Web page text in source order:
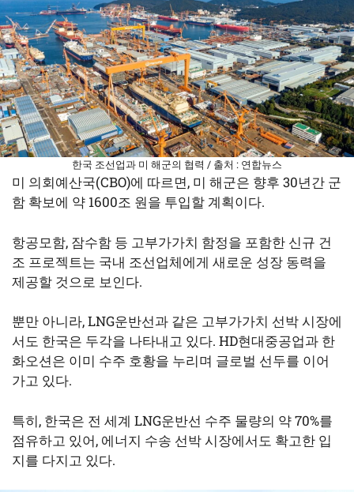
한국 조선업과 미 해군의 협력 / 출처 : 연합뉴스
미 의회예산국(CBO)에 따르면, 미 해군은 향후 30년간 군
함 확보에 약 1600조 원을 투입할 계획이다.
항공모함, 잠수함 등 고부가가치 함정을 포함한 신규 건
조 프로젝트는 국내 조선업체에게 새로운 성장 동력을
제공할 것으로 보인다.
뿐만 아니라, LNG운반선과 같은 고부가가치 선박 시장에
서도 한국은 두각을 나타내고 있다. HD현대중공업과 한
화오션은 이미 수주 호황을 누리며 글로벌 선두를 이어
가고 있다.
특히, 한국은 전 세계 LNG운반선 수주 물량의 약 70%를
점유하고 있어, 에너지 수송 선박 시장에서도 확고한 입
지를 다지고 있다.